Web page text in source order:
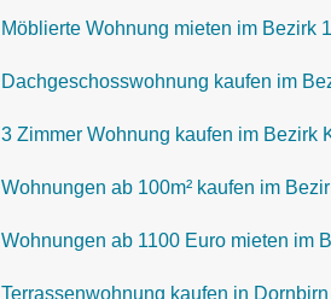
Möblierte Wohnung mieten im Bezirk
Dachgeschosswohnung kaufen im
3 Zimmer Wohnung kaufen im Bezirk
Wohnungen ab 100m² kaufen im
Wohnungen ab 1100 Euro mieten im
Terrassenwohnung kaufen in Dornbirn